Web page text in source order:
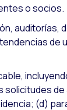
o socios.
auditorías,
de
(d)